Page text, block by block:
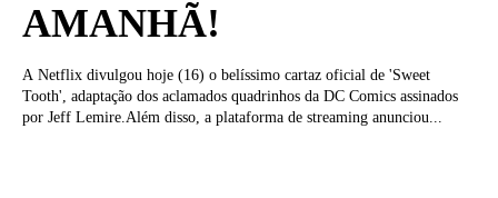
AMANHÃ!
A Netflix divulgou hoje (16) o belíssimo cartaz oficial de 'Sweet
Tooth', adaptação dos aclamados quadrinhos da DC Comics assinados
por Jeff Lemire.Além disso, a plataforma de streaming anunciou...